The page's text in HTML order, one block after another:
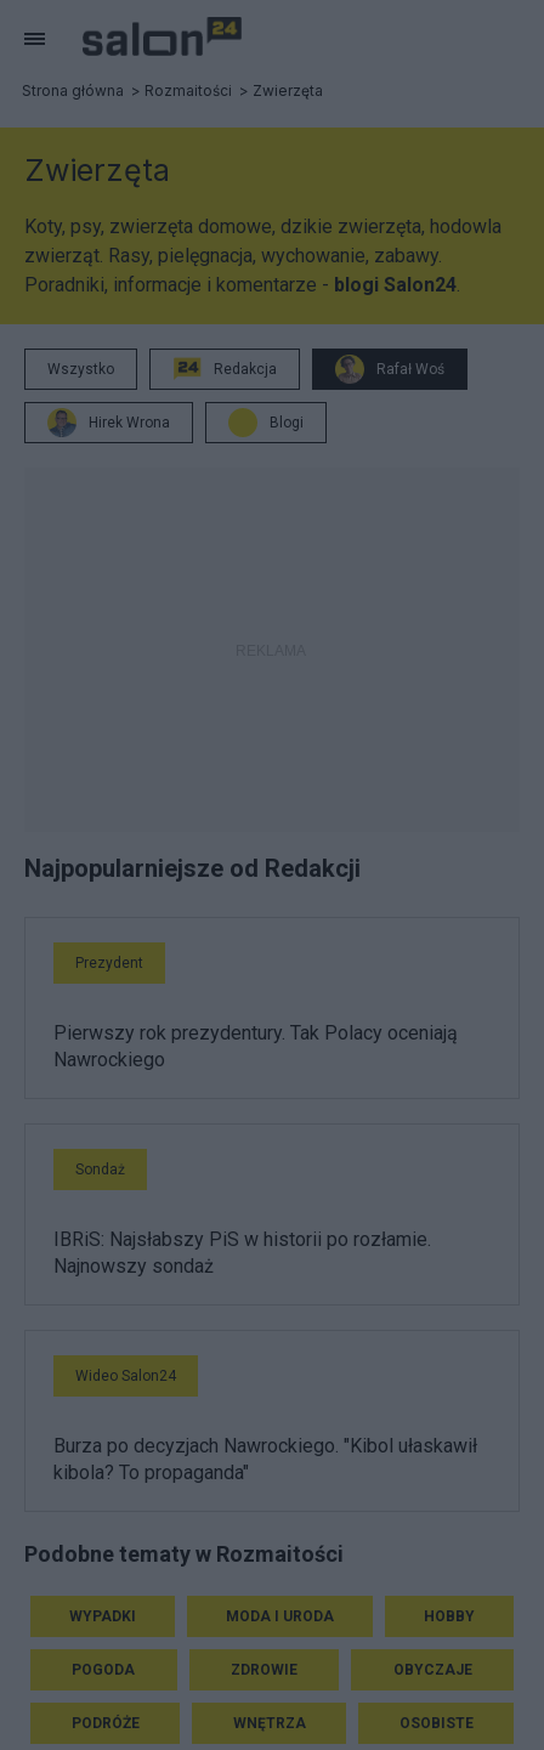
Strona główna Rozmaitości Zwierzęta
Zwierzęta
Koty, psy, zwierzęta domowe, dzikie zwierzęta, hodowla
zwierząt. Rasy, pielęgnacja, wychowanie, zabawy.
Poradniki, informacje i komentarze - blogi Salon24.
Wszystko Redakcja Rafał Woś
Hirek Wrona Blogi
Najpopularniejsze od Redakcji
Prezydent
Pierwszy rok prezydentury. Tak Polacy oceniają
Nawrockiego
Sondaż
IBRiS: Najsłabszy PiS w historii po rozłamie.
Najnowszy sondaż
Wideo Salon24
Burza po decyzjach Nawrockiego. "Kibol ułaskawił
kibola? To propaganda"
Podobne tematy w Rozmaitości
WYPADKI MODA I URODA HOBBY
POGODA ZDROWIE OBYCZAJE
PODRÓŻE WNĘTRZA OSOBISTE